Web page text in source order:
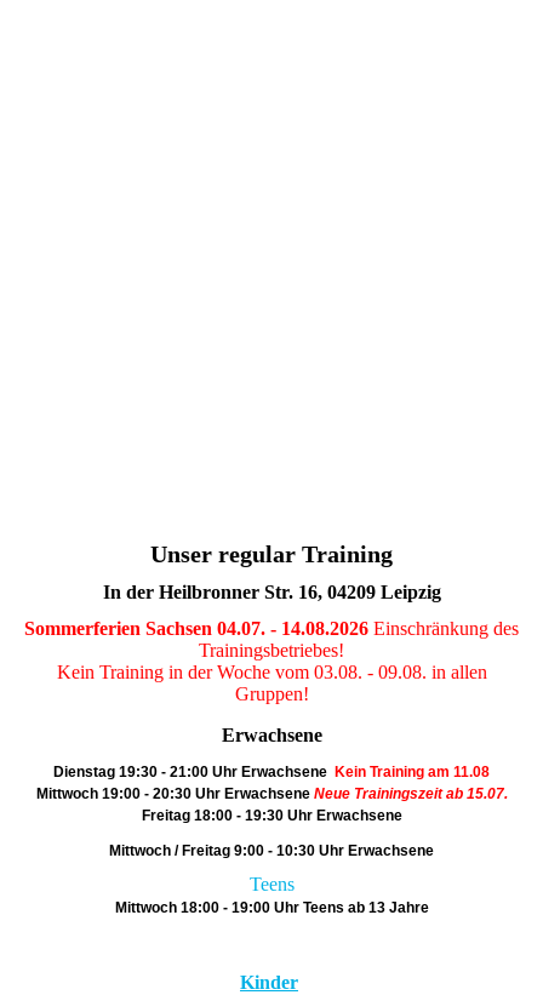
Unser regular Training
In der Heilbronner Str. 16, 04209 Leipzig
Sommerferien Sachsen 04.07. - 14.08.2026 Einschränkung des
Trainingsbetriebes!
Kein Training in der Woche vom 03.08. - 09.08. in allen
Gruppen!
Erwachsene
Dienstag 19:30 - 21:00 Uhr Erwachsene Kein Training am 11.08
Mittwoch 19:00 - 20:30 Uhr Erwachsene Neue Trainingszeit ab 15.07.
Freitag 18:00 - 19:30 Uhr Erwachsene
Mittwoch / Freitag 9:00 - 10:30 Uhr Erwachsene
Teens
Mittwoch18:00 - 19:00 Uhr Teens ab 13 Jahre
Kinder